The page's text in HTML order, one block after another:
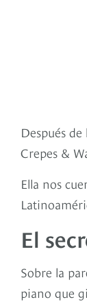
Después
Crepes &
Ella nos
El
Sobre la
piano que